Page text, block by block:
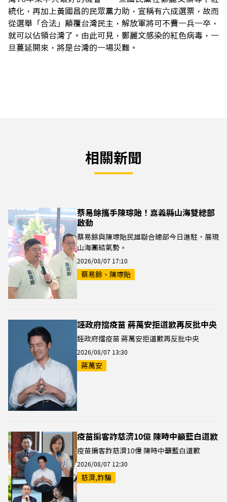
統化，再加上黃國昌的民眾黨力助，宣稱有六成選票，故而
從選舉「合法」顛覆台灣民主，解放軍將可不費一兵一卒，
就可以佔領台灣了。由此可見，鄭麗文感染的紅色病毒，一
旦蔓延開來，將是台灣的一場災難。
相關新聞
蔡易餘攜手陳琮貽！嘉義縣山海雙總部
啟動
蔡易餘與陳琮貽民雄聯合總部今日進駐，展現
山海團結氣勢。
2026/08/07 17:10
蔡易餘、陳琮貽
誣政府擋疫苗 蔣萬安拒道歉再反批中央
誣政府擋疫苗 蔣萬安拒道歉再反批中央
2026/08/07 13:30
蔣萬安
疫苗掮客詐慈濟10億 陳時中籲藍白道歉
疫苗掮客詐慈濟10億 陳時中籲藍白道歉
2026/08/07 12:30
慈濟,詐騙